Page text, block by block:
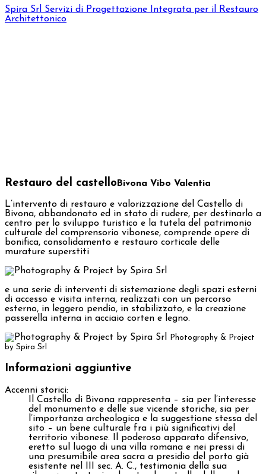
Spira Srl
Servizi di Progettazione Integrata per il Restauro
Architettonico
Restauro del castello Bivona Vibo Valentia
L’intervento di restauro e valorizzazione del Castello di
Bivona, abbandonato ed in stato di rudere, per destinarlo a
centro per lo sviluppo turistico e la tutela del patrimonio
culturale del comprensorio vibonese, comprende opere di
bonifica, consolidamento e restauro corticale delle
murature superstiti
e una serie di interventi di sistemazione degli spazi esterni
di accesso e visita interna, realizzati con un percorso
esterno, in leggero pendio, in stabilizzato, e la creazione
passerella interna in acciaio corten e legno.
Photography & Project
by Spira Srl
Informazioni aggiuntive
Accenni storici:
Il Castello di Bivona rappresenta – sia per l’interesse
del monumento e delle sue vicende storiche, sia per
l’importanza archeologica e la suggestione stessa del
sito – un bene culturale fra i più significativi del
territorio vibonese. Il poderoso apparato difensivo,
eretto sul luogo di una villa romana e nei pressi di
una presumibile area sacra a presidio del porto già
esistente nel III sec. A. C., testimonia della sua